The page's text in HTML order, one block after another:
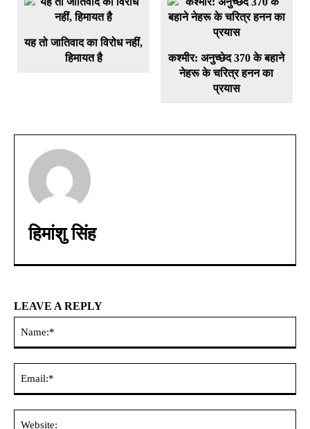
यह तो जातिवाद का विरोध नहीं,
हिमायत है
कश्मीर: अनुच्छेद 370 के बहाने
नेहरू के चरित्र हनन का
प्रयास
हिमांशु सिंह
LEAVE A REPLY